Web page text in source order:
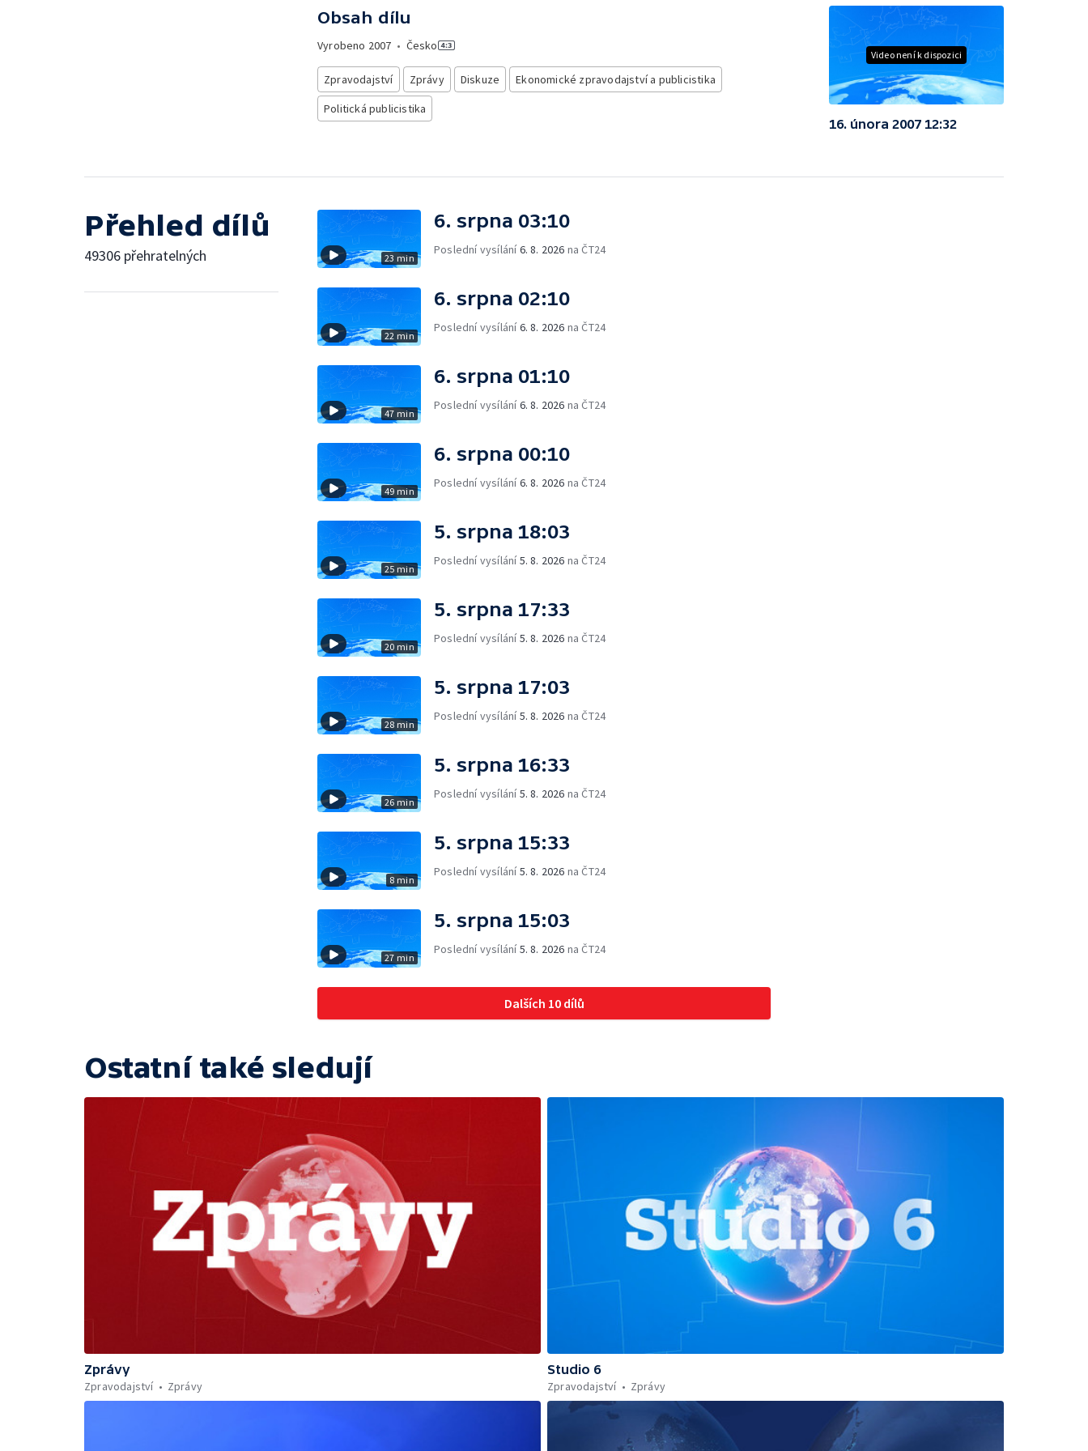
Obsah dílu
Vyrobeno 2007 • Česko
Zpravodajství Zprávy Diskuze
Ekonomické zpravodajství a publicistika
Politická publicistika
Video není k dispozici
16. února 2007 12:32
Přehled dílů
49306 přehratelných 23 min
6. srpna 03:10
Poslední vysílání6. 8. 2026 na ČT24
22 min
6. srpna 02:10
Poslední vysílání6. 8. 2026 na ČT24
47 min
6. srpna 01:10
Poslední vysílání6. 8. 2026 na ČT24
49 min
6. srpna 00:10
Poslední vysílání6. 8. 2026 na ČT24
25 min
5. srpna 18:03
Poslední vysílání5. 8. 2026 na ČT24
20 min
5. srpna 17:33
Poslední vysílání5. 8. 2026 na ČT24
28 min
5. srpna 17:03
Poslední vysílání5. 8. 2026 na ČT24
26 min
5. srpna 16:33
Poslední vysílání5. 8. 2026 na ČT24
8 min
5. srpna 15:33
Poslední vysílání5. 8. 2026 na ČT24
27 min
5. srpna 15:03
Poslední vysílání5. 8. 2026 na ČT24
Dalších 10 dílů
Ostatní také sledují
Zprávy
Zpravodajství
Zprávy
Studio 6
Zpravodajství
Zprávy